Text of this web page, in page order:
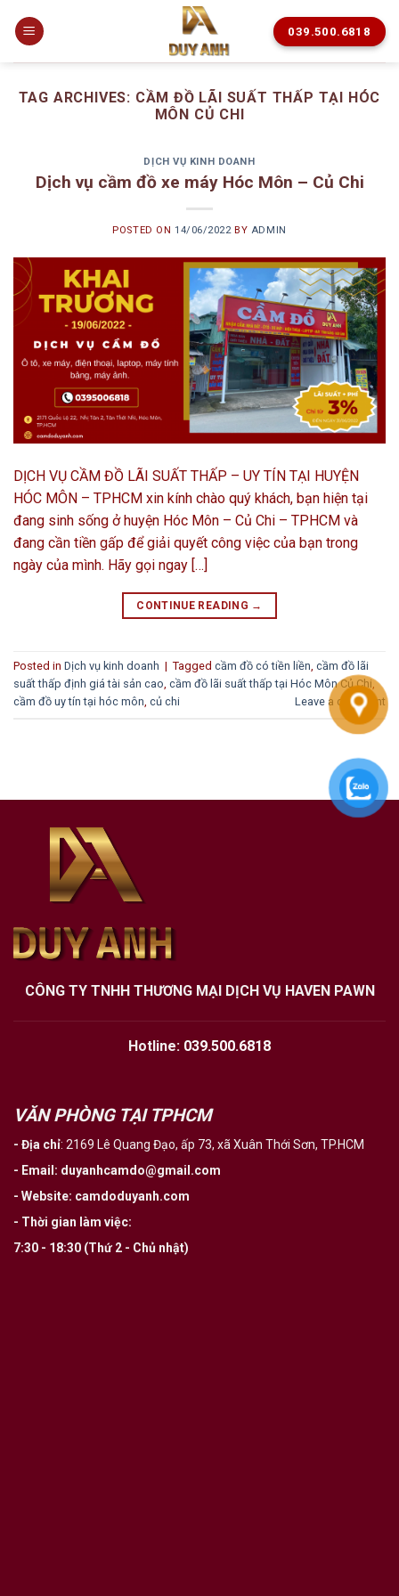
039.500.6818
TAG ARCHIVES: CẦM ĐỒ LÃI SUẤT THẤP TẠI HÓC
MÔN CỦ CHI
DỊCH VỤ KINH DOANH
Dịch vụ cầm đồ xe máy Hóc Môn – Củ Chi
POSTED ON 14/06/2022 BY ADMIN
DỊCH VỤ CẦM ĐỒ LÃI SUẤT THẤP – UY TÍN TẠI HUYỆN
HÓC MÔN – TPHCM xin kính chào quý khách, bạn hiện tại
đang sinh sống ở huyện Hóc Môn – Củ Chi – TPHCM và
đang cần tiền gấp để giải quyết công việc của bạn trong
ngày của mình. Hãy gọi ngay […]
CONTINUE READING →
Posted in Dịch vụ kinh doanh | Tagged cầm đồ có tiền liền cầm đồ lãi
suất thấp định giá tài sản cao cầm đồ lãi suất thấp tại Hóc Môn Củ Chi,
cầm đồ uy tín tại hóc môn củ chi Leave a comment
CÔNG TY TNHH THƯƠNG MẠI DỊCH VỤ HAVEN PAWN
Hotline: 039.500.6818
VĂN PHÒNG TẠI TPHCM
- Địa chỉ: 2169 Lê Quang Đạo, ấp 73, xã Xuân Thới Sơn, TP.HCM
- Email : duyanhcamdo@gmail.com
- Website: camdoduyanh.com
- Thời gian làm việc:
7:30 - 18:30 (Thứ 2 - Chủ nhật)